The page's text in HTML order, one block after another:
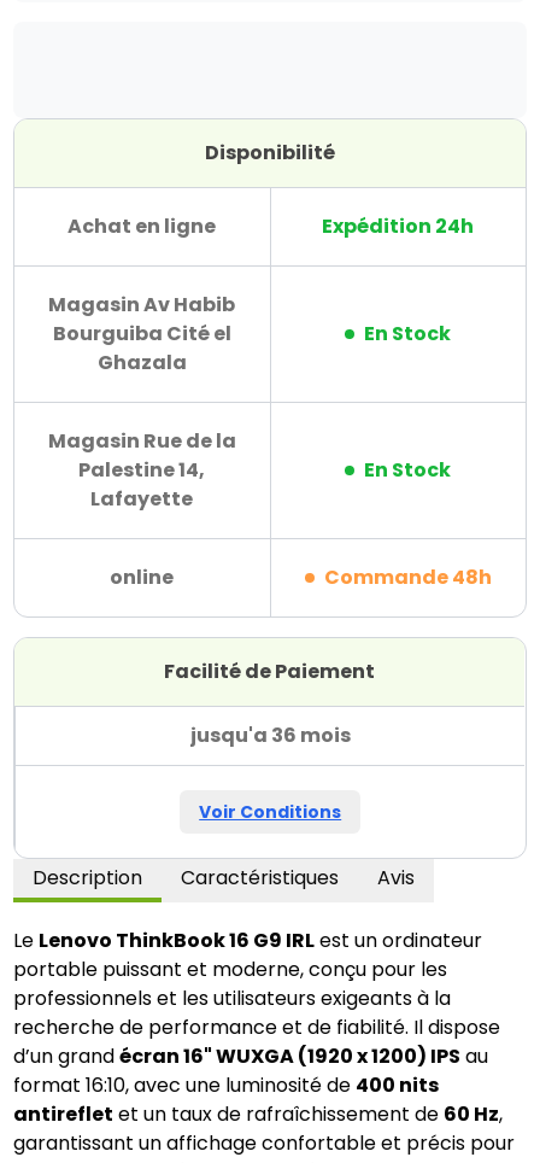
Disponibilité
Achat en ligne Expédition 24h
Magasin Av Habib
Bourguiba Cité el
Ghazala
En Stock
Magasin Rue de la
Palestine 14,
Lafayette
En Stock
online Commande 48h
Facilité de Paiement
jusqu'a 36 mois
Voir Conditions
Description Caractéristiques Avis
Le Lenovo ThinkBook 16 G9 IRL est un ordinateur
portable puissant et moderne, conçu pour les
professionnels et les utilisateurs exigeants à la
recherche de performance et de fiabilité. Il dispose
d’un grand écran 16" WUXGA (1920 x 1200) IPS au
format 16:10, avec une luminosité de 400 nits
antireflet et un taux de rafraîchissement de 60 Hz,
garantissant un affichage confortable et précis pour